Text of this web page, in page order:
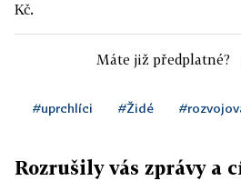
Kč.
Máte již předplatné?
#uprchlíci #Židé
Rozrušily vás zprávy a